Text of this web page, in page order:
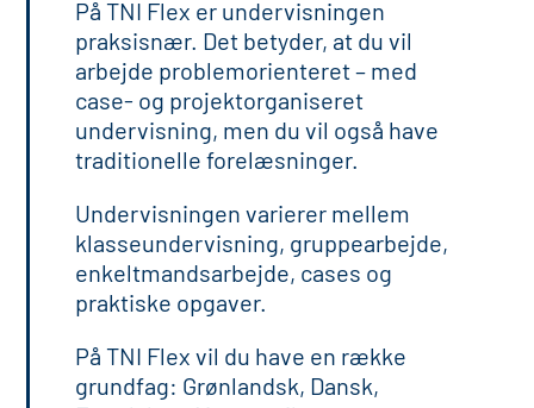
På TNI Flex er undervisningen
praksisnær. Det betyder, at du vil
arbejde problemorienteret – med
case- og projektorganiseret
undervisning, men du vil også have
traditionelle forelæsninger.
Undervisningen varierer mellem
klasseundervisning, gruppearbejde,
enkeltmandsarbejde, cases og
praktiske opgaver.
På TNI Flex vil du have en række
grundfag: Grønlandsk, Dansk,